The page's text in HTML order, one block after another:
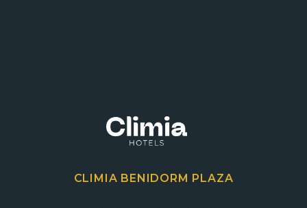
CLIMIA BENIDORM PLAZA